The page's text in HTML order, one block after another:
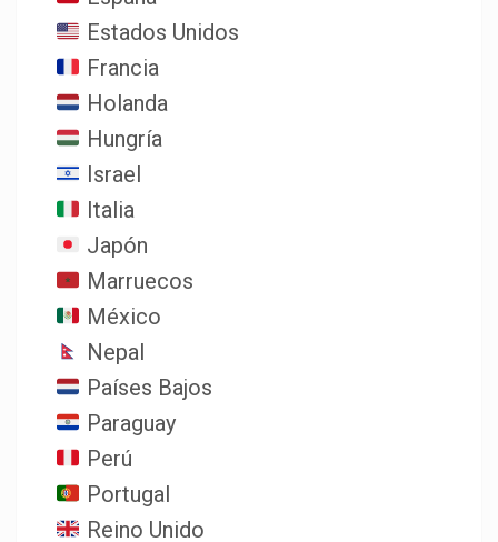
Estados Unidos
Francia
Holanda
Hungría
Israel
Italia
Japón
Marruecos
México
Nepal
Países Bajos
Paraguay
Perú
Portugal
Reino Unido